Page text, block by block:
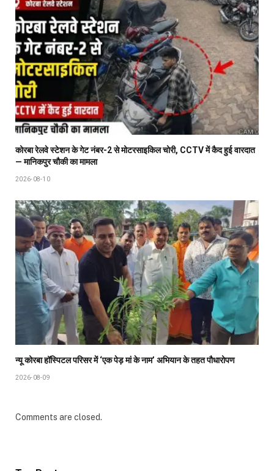
कोरबा रेलवे स्टेशन के गेट नंबर-2 से मोटरसाइकिल चोरी, CCTV में कैद हुई वारदात
— मानिकपुर चौकी का मामला
2026-08-10
न्यू कोरबा हॉस्पिटल परिसर में ‘एक पेड़ मां के नाम’ अभियान के तहत पौधारोपण
2026-08-09
Comments are closed.